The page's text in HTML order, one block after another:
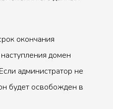
окончания
домен
администратор не
будет освобожден в